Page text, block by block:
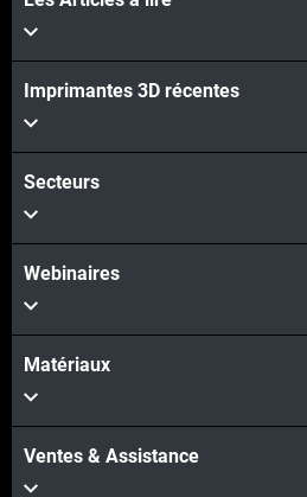
Imprimantes 3D récentes
Secteurs
Webinaires
Matériaux
Ventes & Assistance